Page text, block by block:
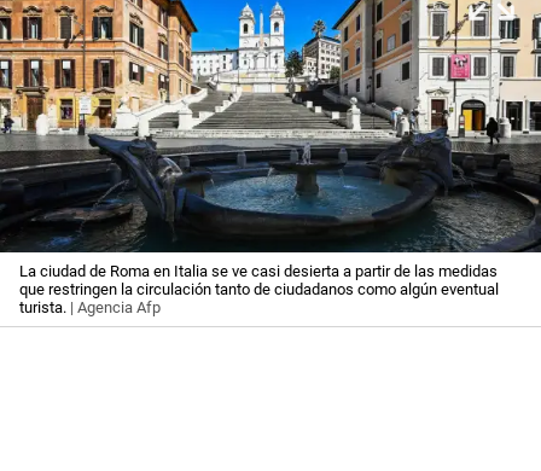
La ciudad de Roma en Italia se ve casi desierta a partir de las medidas
que restringen la circulación tanto de ciudadanos como algún eventual
turista. | Agencia Afp